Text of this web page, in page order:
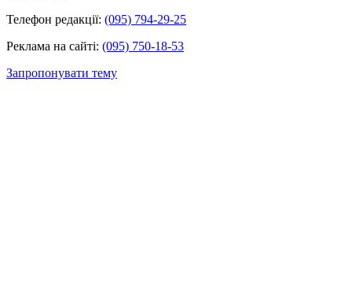
Телефон редакції: (095) 794-29-25
Реклама на сайті: (095) 750-18-53
Запропонувати тему